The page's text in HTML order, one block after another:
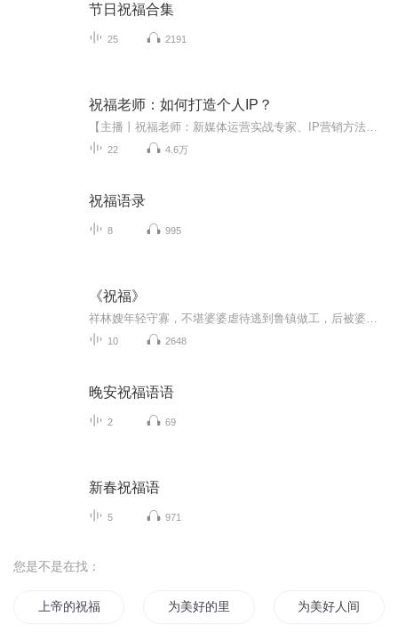
节日祝福合集
25 2191
祝福老师：如何打造个人IP？
22 4.6万
祝福语录
8 995
《祝福》
10 2648
晚安祝福语语
2 69
新春祝福语
5 971
您是不是在找：
上帝的祝福 为美好的里世界献上祝福为美好人间献上